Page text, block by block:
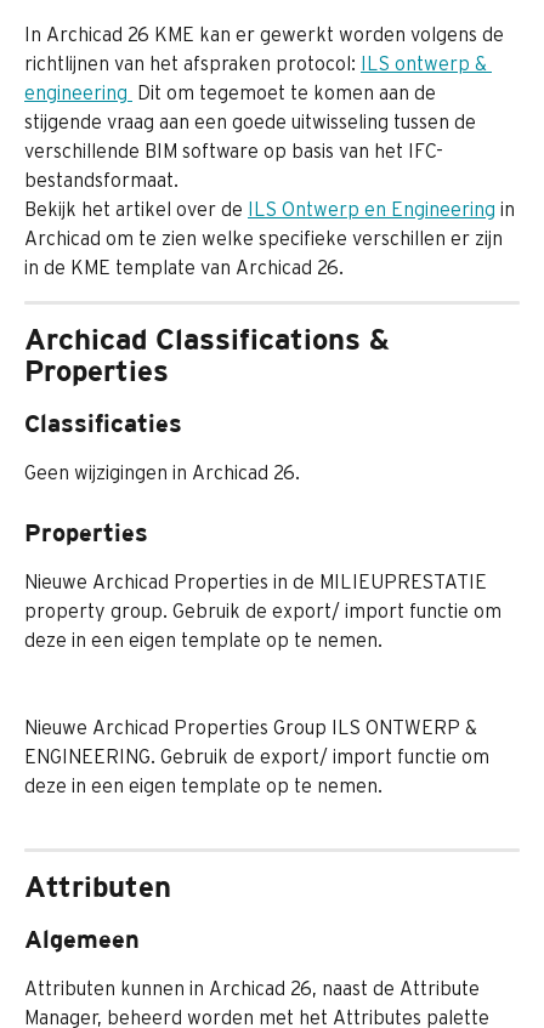
In Archicad 26 KME kan er gewerkt worden volgens de
richtlijnen van het afspraken protocol: ILS ontwerp &
engineering Dit om tegemoet te komen aan de
stijgende vraag aan een goede uitwisseling tussen de
verschillende BIM software op basis van het IFC-
bestandsformaat.
Bekijk het artikel over de ILS Ontwerp en Engineering in
Archicad om te zien welke specifieke verschillen er zijn
in de KME template van Archicad 26.
Archicad Classifications &
Properties
Classificaties
Geen wijzigingen in Archicad 26.
Properties
Nieuwe Archicad Properties in de MILIEUPRESTATIE
property group. Gebruik de export/ import functie om
deze in een eigen template op te nemen.
Nieuwe Archicad Properties Group ILS ONTWERP &
ENGINEERING. Gebruik de export/ import functie om
deze in een eigen template op te nemen.
Attributen
Algemeen
Attributen kunnen in Archicad 26, naast de Attribute
Manager, beheerd worden met het Attributes palette